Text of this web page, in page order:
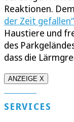
Reaktionen.
der Zeit gefallen“
Haustiere und
des
dass die
ANZEIGE X
SERVICES